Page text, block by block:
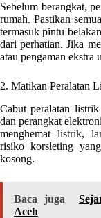
Sebelum berangkat,
rumah. Pastikan
termasuk pintu
dari perhatian. Jika
atau pengaman ekstra
2. Matikan Peralatan
Cabut peralatan
dan perangkat
menghemat listrik,
risiko korsleting
kosong.
Baca juga
Aceh